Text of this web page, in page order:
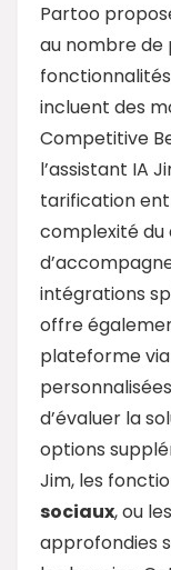
Partoo
au nombre de
incluent des
Competitive
l’assistant IA
tarification
complexité du
intégrations
offre
plateforme
d’évaluer la
options
Jim, les
sociaux, ou
approfondies